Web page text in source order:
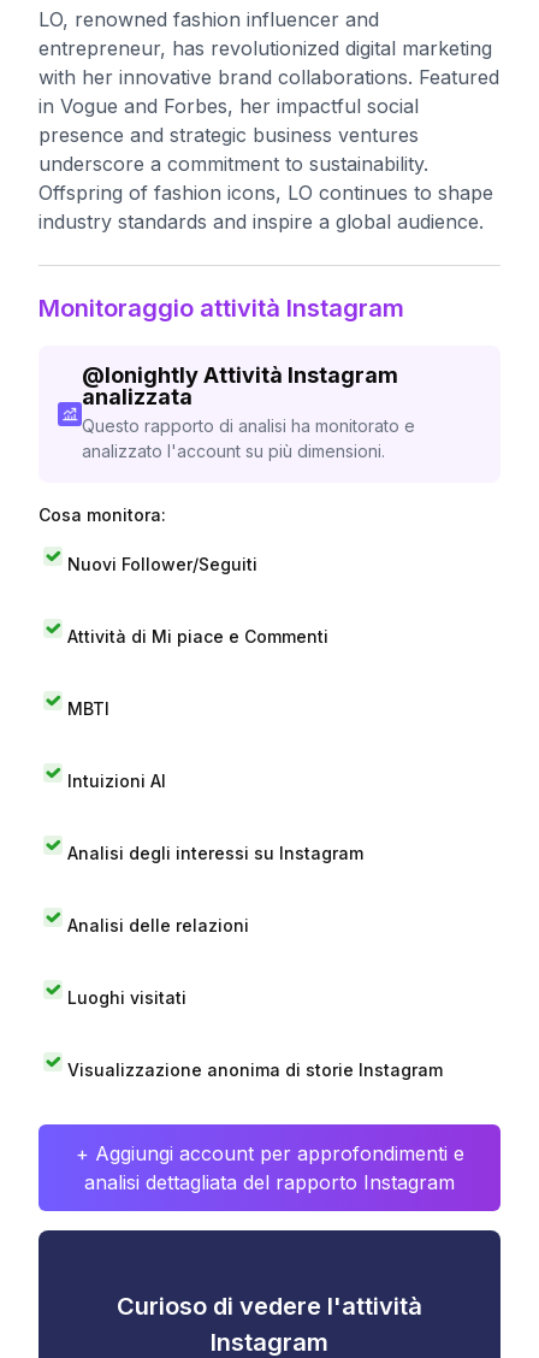
LO, renowned fashion influencer and
entrepreneur, has revolutionized digital marketing
with her innovative brand collaborations. Featured
in Vogue and Forbes, her impactful social
presence and strategic business ventures
underscore a commitment to sustainability.
Offspring of fashion icons, LO continues to shape
industry standards and inspire a global audience.
Monitoraggio attività Instagram
@lonightlyAttività Instagram
analizzata
Questo rapporto di analisi ha monitorato e
analizzato l'account su più dimensioni.
Cosa monitora:
Nuovi Follower/Seguiti
Attività di Mi piace e Commenti
MBTI
Intuizioni AI
Analisi degli interessi su Instagram
Analisi delle relazioni
Luoghi visitati
Visualizzazione anonima di storie Instagram
+ Aggiungi account per approfondimenti e
analisi dettagliata del rapporto Instagram
Curioso di vedere l'attività
Instagram